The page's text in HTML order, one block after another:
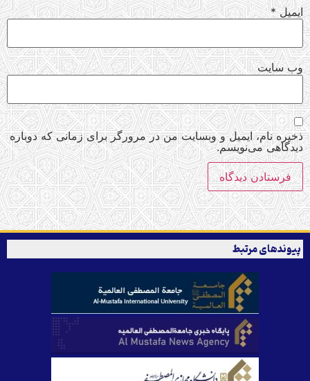
ایمیل*
وب‌ سایت
ذخیره نام، ایمیل و وبسایت من در مرورگر برای زمانی که دوباره
دیدگاهی می‌نویسم.
پیوندهای مرتبط